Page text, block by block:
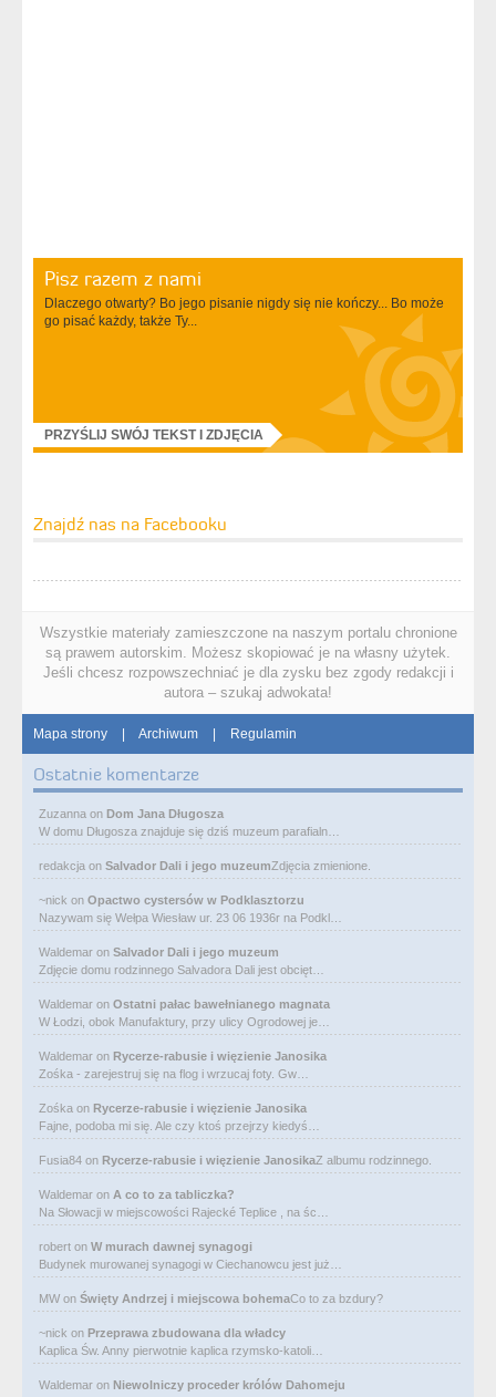
Pisz razem z nami
Dlaczego otwarty? Bo jego pisanie nigdy się nie kończy... Bo może
go pisać każdy, także Ty...
PRZYŚLIJ SWÓJ TEKST I ZDJĘCIA
Znajdź nas na Facebooku
Wszystkie materiały zamieszczone na naszym portalu chronione
są prawem autorskim. Możesz skopiować je na własny użytek.
Jeśli chcesz rozpowszechniać je dla zysku bez zgody redakcji i
autora – szukaj adwokata!
Mapa strony | Archiwum | Regulamin
Ostatnie komentarze
Zuzanna on Dom Jana Długosza
W domu Długosza znajduje się dziś muzeum parafialn…
redakcja on Salvador Dali i jego muzeumZdjęcia zmienione.
~nick on Opactwo cystersów w Podklasztorzu
Nazywam się Wełpa Wiesław ur. 23 06 1936r na Podkl…
Waldemar on Salvador Dali i jego muzeum
Zdjęcie domu rodzinnego Salvadora Dali jest obcięt…
Waldemar on Ostatni pałac bawełnianego magnata
W Łodzi, obok Manufaktury, przy ulicy Ogrodowej je…
Waldemar on Rycerze-rabusie i więzienie Janosika
Zośka - zarejestruj się na flog i wrzucaj foty. Gw…
Zośka on Rycerze-rabusie i więzienie Janosika
Fajne, podoba mi się. Ale czy ktoś przejrzy kiedyś…
Fusia84 on Rycerze-rabusie i więzienie JanosikaZ albumu rodzinnego.
Waldemar on A co to za tabliczka?
Na Słowacji w miejscowości Rajecké Teplice , na śc…
robert on W murach dawnej synagogi
Budynek murowanej synagogi w Ciechanowcu jest już…
MW on Święty Andrzej i miejscowa bohemaCo to za bzdury?
~nick on Przeprawa zbudowana dla władcy
Kaplica Św. Anny pierwotnie kaplica rzymsko-katoli…
Waldemar on Niewolniczy proceder królów Dahomeju